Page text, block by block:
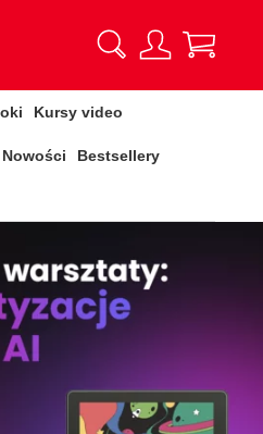
Kursy video
Nowości Bestsellery